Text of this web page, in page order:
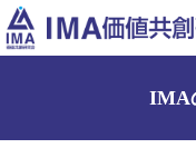
IMA